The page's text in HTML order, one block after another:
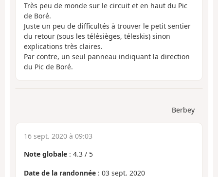
Très peu de monde sur le circuit et en haut du Pic
de Boré.
Juste un peu de difficultés à trouver le petit sentier
du retour (sous les télésièges, téleskis) sinon
explications très claires.
Par contre, un seul panneau indiquant la direction
du Pic de Boré.
Berbey
16 sept. 2020 à 09:03
Note globale : 4.3 / 5
Date de la randonnée : 03 sept. 2020